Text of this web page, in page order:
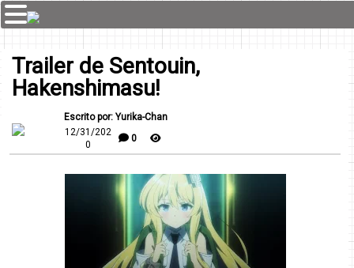
Trailer de Sentouin,
Hakenshimasu!
Escrito por: Yurika-Chan
12/31/202
0
0